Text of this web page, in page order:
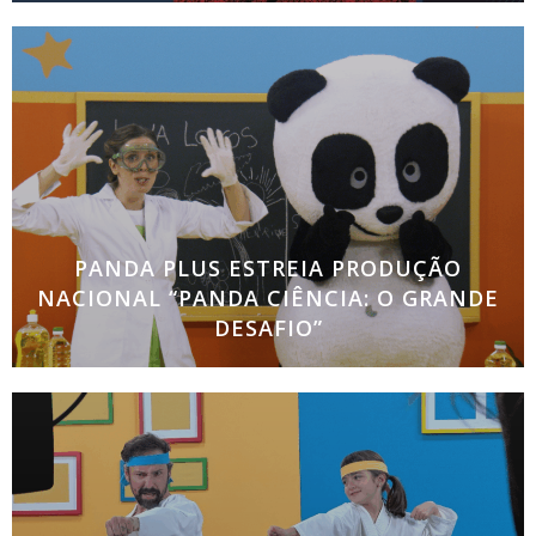
PANDA PLUS ESTREIA PRODUÇÃO
NACIONAL “PANDA CIÊNCIA: O GRANDE
DESAFIO”
Novo programa prático e lúdico pretende
despertar o interesse científico nas crianças O
PANDA PLUS, serviço de streaming de vídeo
pensado para famílias e crianças, estreia em
exclusivo a produção